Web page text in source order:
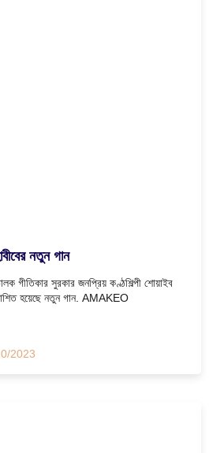
নতুন গান
গীতিকার সুরকার জনপ্রিয় কণ্ঠশিল্পী শোয়াইব
হয়েছে নতুন গান. AMAKEO
2023